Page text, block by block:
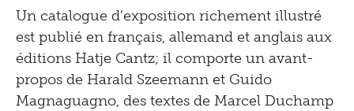
Un catalogue d'exposition richement illustré
est publié en français, allemand et anglais aux
éditions Hatje Cantz; il comporte un avant-
propos de Harald Szeemann et Guido
Magnaguagno, des textes de Marcel Duchamp